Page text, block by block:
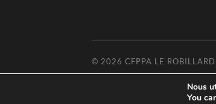
© 2026 CFPPA LE ROBILLARD
Nous
You